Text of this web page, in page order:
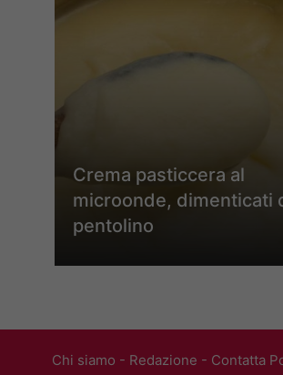
Crema pasticcera al
microonde, dimenticati
pentolino
Chi siamo - Redazione - Contatta